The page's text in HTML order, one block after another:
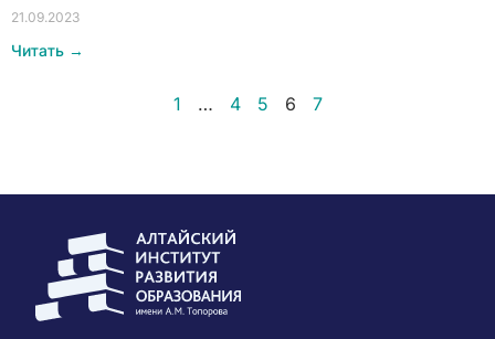
21.09.2023
Читать →
1 … 4 5 6 7